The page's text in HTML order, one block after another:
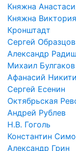
Княжна
Княжна Виктория
Кронштадт
Сергей Образцов
Александр
Михаил Булгаков
Афанасий
Сергей Есенин
Октябрьская
Андрей Рублев
Н.В. Гоголь
Константин
Александр Грин